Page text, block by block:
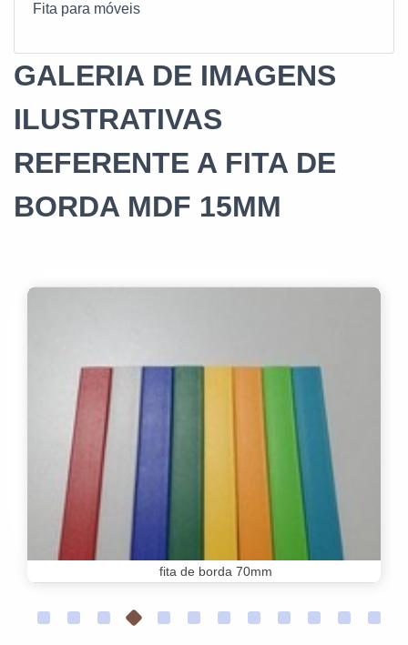
Fita para móveis
GALERIA DE IMAGENS
ILUSTRATIVAS
REFERENTE A FITA DE
BORDA MDF 15MM
fita de borda 70mm